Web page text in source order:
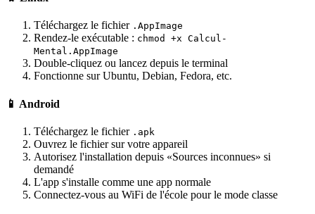
Téléchargez le fichier .AppImage
Rendez-le exécutable : chmod +x Calcul-
Mental.AppImage
Double-cliquez ou lancez depuis le terminal
Fonctionne sur Ubuntu, Debian, Fedora, etc.
📱 Android
Téléchargez le fichier .apk
Ouvrez le fichier sur votre appareil
Autorisez l'installation depuis «Sources inconnues» si
demandé
L'app s'installe comme une app normale
Connectez-vous au WiFi de l'école pour le mode classe